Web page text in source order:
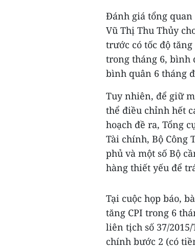
Đánh giá tổng
Vũ Thị Thu Thủy
trước có tốc độ
trong tháng 6, bình
bình quân 6 tháng
Tuy nhiên, để giữ
thể điều chỉnh hết
hoạch đề ra, Tổng
Tài chính, Bộ Công
phủ và một số Bộ
hàng thiết yếu để
Tại cuộc họp báo,
tăng CPI trong 6
liên tịch số 37/2015/
chính bước 2 (có